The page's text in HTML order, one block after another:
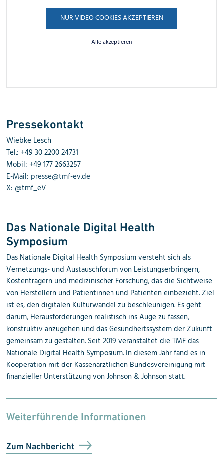
NUR VIDEO COOKIES AKZEPTIEREN
Alle akzeptieren
Pressekontakt
Wiebke Lesch
Tel.: +49 30 2200 24731
Mobil: +49 177 2663257
E-Mail: presse@tmf-ev.de
X: @tmf_eV
Das Nationale Digital Health
Symposium
Das Nationale Digital Health Symposium versteht sich als
Vernetzungs- und Austauschforum von Leistungserbringern,
Kostenträgern und medizinischer Forschung, das die Sichtweise
von Herstellern und Patientinnen und Patienten einbezieht. Ziel
ist es, den digitalen Kulturwandel zu beschleunigen. Es geht
darum, Herausforderungen realistisch ins Auge zu fassen,
konstruktiv anzugehen und das Gesundheitssystem der Zukunft
gemeinsam zu gestalten. Seit 2019 veranstaltet die TMF das
Nationale Digital Health Symposium. In diesem Jahr fand es in
Kooperation mit der Kassenärztlichen Bundesvereinigung mit
finanzieller Unterstützung von Johnson & Johnson statt.
Weiterführende Informationen
Zum Nachbericht